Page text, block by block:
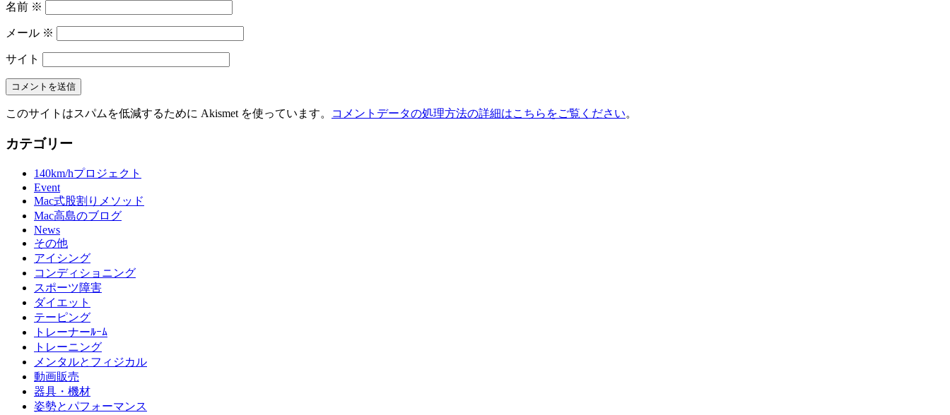
名前 ※
メール ※
サイト
このサイトはスパムを低減するために Akismet を使っています。 コメントデータの処理方法の詳細はこちらをご覧ください。
カテゴリー
140km/hプロジェクト
Event
Mac式股割りメソッド
Mac高島のブログ
News
その他
アイシング
コンディショニング
スポーツ障害
ダイエット
テーピング
トレーナーﾙｰﾑ
トレーニング
メンタルとフィジカル
動画販売
器具・機材
姿勢とパフォーマンス